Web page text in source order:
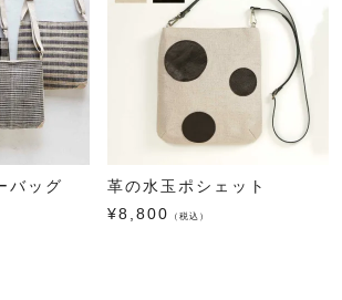
バッグ
革の水玉ポシェット
¥8,800 （税込）